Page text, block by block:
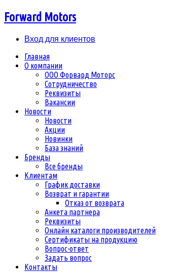
Forward Motors
Вход для клиентов
Главная
О компании
ООО Форвард Моторс
Сотрудничество
Реквизиты
Вакансии
Новости
Новости
Акции
Новинки
База знаний
Бренды
Все бренды
Клиентам
График доставки
Возврат и гарантии
Отказ от возврата
Анкета партнера
Реквизиты
Онлайн каталоги производителей
Сертификаты на продукцию
Вопрос-ответ
Задать вопрос
Контакты